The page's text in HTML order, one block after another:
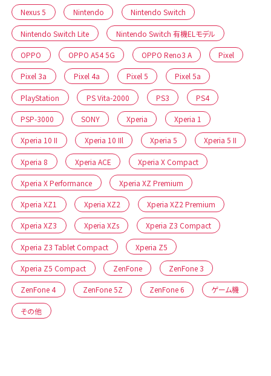
Nexus 5 Nintendo Nintendo Switch
Nintendo Switch Lite Nintendo Switch 有機ELモデル
OPPO OPPO A54 5G OPPO Reno3 A Pixel
Pixel 3a Pixel 4a Pixel 5 Pixel 5a
PlayStation PS Vita-2000 PS3 PS4
PSP-3000 SONY Xperia Xperia 1
Xperia 10 II Xperia 10 IIl Xperia 5 Xperia 5 II
Xperia 8 Xperia ACE Xperia X Compact
Xperia X Performance Xperia XZ Premium
Xperia XZ1 Xperia XZ2 Xperia XZ2 Premium
Xperia XZ3 Xperia XZs Xperia Z3 Compact
Xperia Z3 Tablet Compact Xperia Z5
Xperia Z5 Compact ZenFone ZenFone 3
ZenFone 4 ZenFone 5Z ZenFone 6 ゲーム機
その他